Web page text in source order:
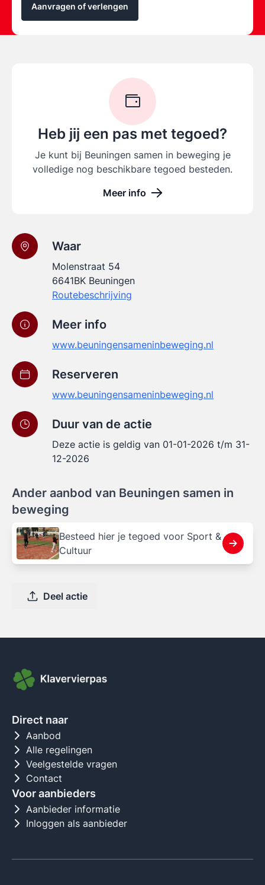
Aanvragen of verlengen
Heb jij een pas met tegoed?
Je kunt bij Beuningen samen in beweging je
volledige nog beschikbare tegoed besteden.
Meer info
Waar
Molenstraat 54
6641BK Beuningen
Routebeschrijving
Meer info
www.beuningensameninbeweging.nl
Reserveren
www.beuningensameninbeweging.nl
Duur van de actie
Deze actie is geldig van 01-01-2026 t/m 31-
12-2026
Ander aanbod van Beuningen samen in
beweging
Besteed hier je tegoed voor Sport &
Cultuur
Deel actie
Direct naar
Aanbod
Alle regelingen
Veelgestelde vragen
Contact
Voor aanbieders
Aanbieder informatie
Inloggen als aanbieder